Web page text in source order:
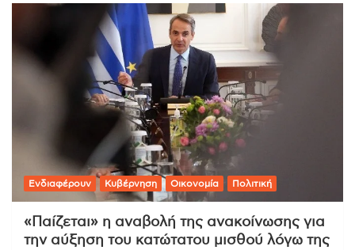
Ενδιαφέρουν Κυβέρνηση Οικονομία Πολιτική
«Παίζεται» η αναβολή της ανακοίνωσης για
την αύξηση του κατώτατου μισθού λόγω της